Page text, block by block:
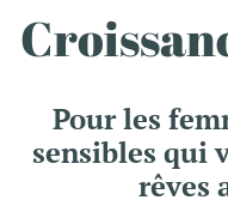
Pour les
sensibles qui
rêves